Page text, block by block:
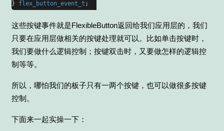
} flex_button_event_t
这些按键事件就是FlexibleButton返回给我们应用层的，我们
只要在应用层做相关的按键处理就可以。比如单击按键时，
我们要做什么逻辑控制；按键双击时，又要做怎样的逻辑控
制等等。
所以，哪怕我们的板子只有一两个按键，也可以做很多按键
控制。
下面来一起实操一下：